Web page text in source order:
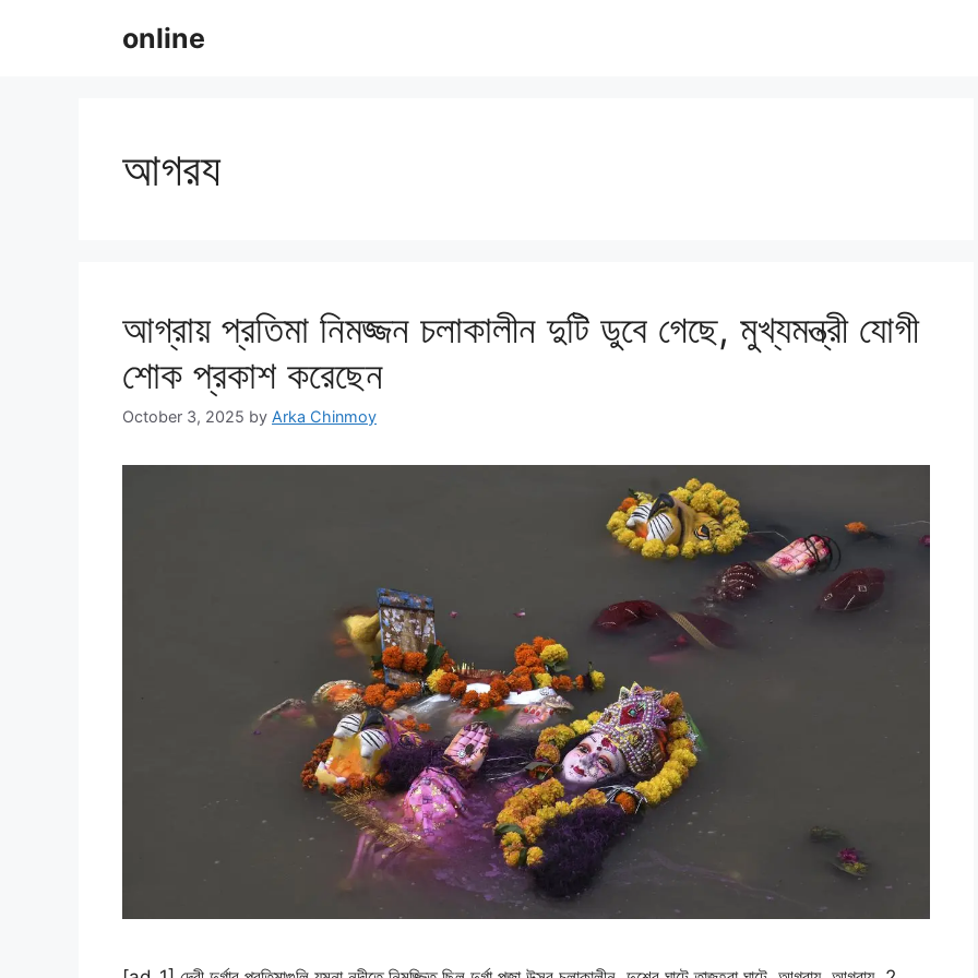
online
আগরয
আগ্রায় প্রতিমা নিমজ্জন চলাকালীন দুটি ডুবে গেছে, মুখ্যমন্ত্রী যোগী
শোক প্রকাশ করেছেন
October 3, 2025 by Arka Chinmoy